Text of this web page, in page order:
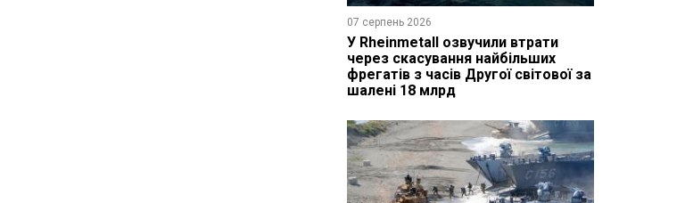
07 серпень 2026
У Rheinmetall озвучили втрати
через скасування найбільших
фрегатів з часів Другої світової за
шалені 18 млрд